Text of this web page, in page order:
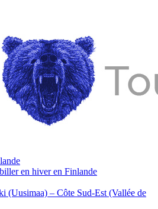
en hiver en Finlande
(Uusimaa) – Côte Sud-Est (Vallée de